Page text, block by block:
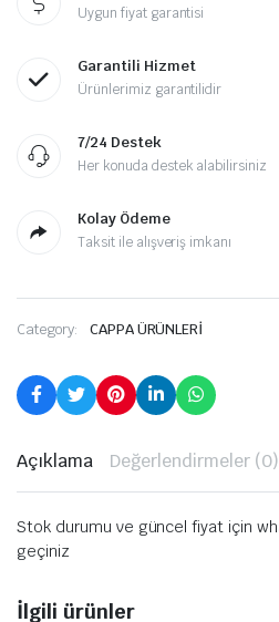
Uygun fiyat garantisi
Garantili Hizmet
Ürünlerimiz garantilidir
7/24 Destek
Her konuda destek alabilirsiniz
Kolay Ödeme
Taksit ile alışveriş imkanı
Category: CAPPA ÜRÜNLERİ
Açıklama Değerlendirmeler (0)
Stok durumu ve güncel fiyat için
geçiniz
İlgili ürünler